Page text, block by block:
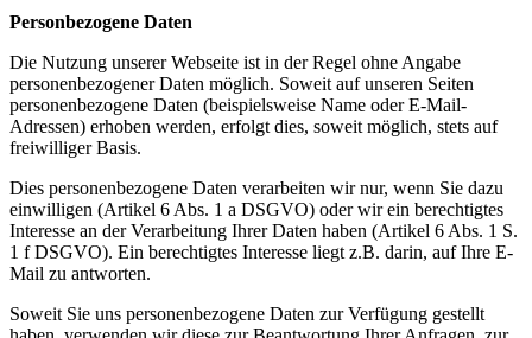
Personbezogene Daten
Die Nutzung unserer Webseite ist in der Regel ohne Angabe
personenbezogener Daten möglich. Soweit auf unseren Seiten
personenbezogene Daten (beispielsweise Name oder E-Mail-
Adressen) erhoben werden, erfolgt dies, soweit möglich, stets auf
freiwilliger Basis.
Dies personenbezogene Daten verarbeiten wir nur, wenn Sie dazu
einwilligen (Artikel 6 Abs. 1 a DSGVO) oder wir ein berechtigtes
Interesse an der Verarbeitung Ihrer Daten haben (Artikel 6 Abs. 1 S.
1 f DSGVO). Ein berechtigtes Interesse liegt z.B. darin, auf Ihre E-
Mail zu antworten.
Soweit Sie uns personenbezogene Daten zur Verfügung gestellt